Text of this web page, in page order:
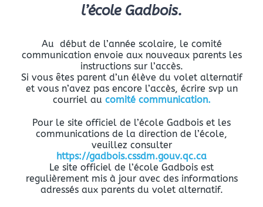
l’école Gadbois.
Au début de l’année scolaire, le comité
communication envoie aux nouveaux parents les
instructions sur l’accès.
Si vous êtes parent d’un élève du volet alternatif
et vous n’avez pas encore l’accès, écrire svp un
courriel au comité communication.
Pour le site officiel de l’école Gadbois et les
communications de la direction de l’école,
veuillez consulter
https://gadbois.cssdm.gouv.qc.ca
Le site officiel de l’école Gadbois est
regulièrement mis à jour avec des informations
adressés aux parents du volet alternatif.